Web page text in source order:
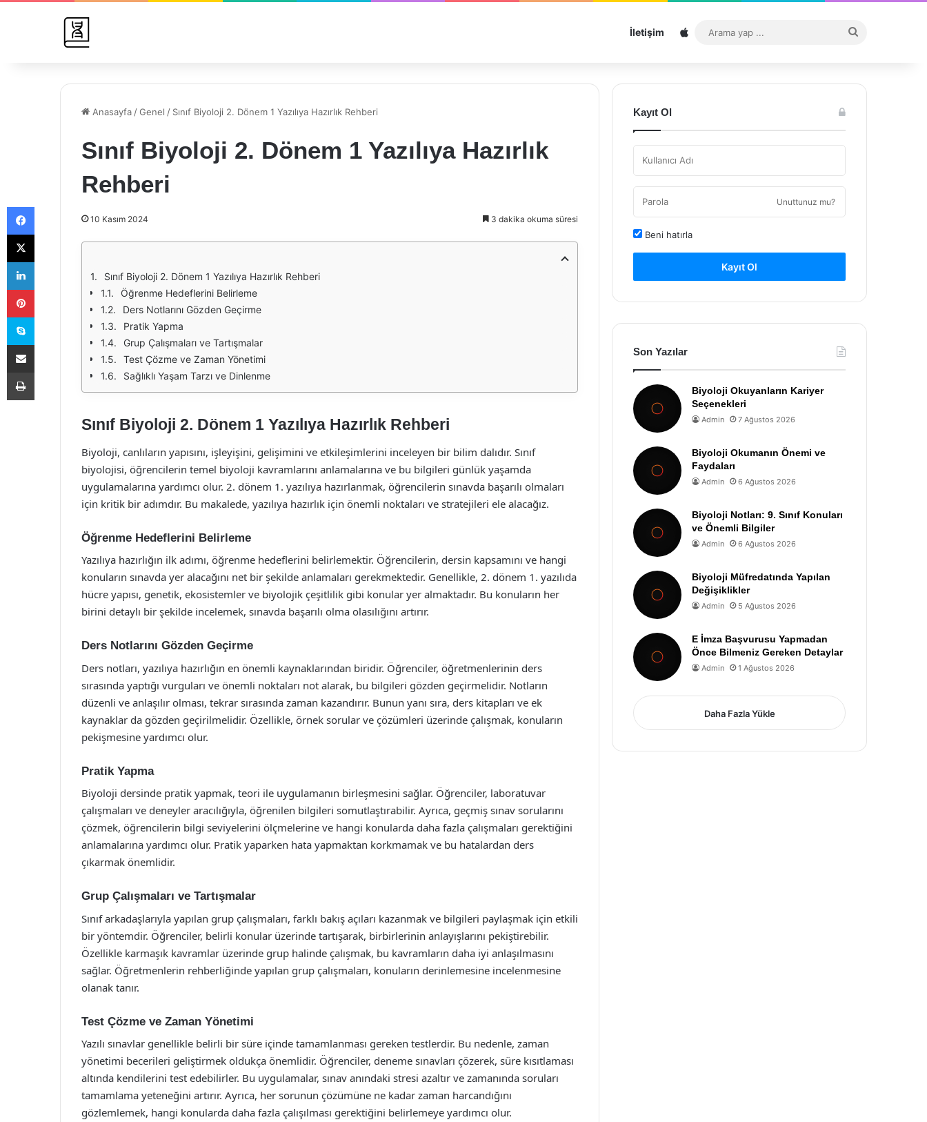
İletişim Sitemap
...
Anasayfa /Genel / Sınıf Biyoloji 2. Dönem 1 Yazılıya Hazırlık Rehberi
Sınıf Biyoloji 2. Dönem 1 Yazılıya Hazırlık
Rehberi
10 Kasım 2024 3 dakika okuma süresi
Sınıf Biyoloji 2. Dönem 1 Yazılıya Hazırlık Rehberi
Öğrenme Hedeflerini Belirleme
Ders Notlarını Gözden Geçirme
Pratik Yapma
Grup Çalışmaları ve Tartışmalar
Test Çözme ve Zaman Yönetimi
Sağlıklı Yaşam Tarzı ve Dinlenme
Sınıf Biyoloji 2. Dönem 1 Yazılıya Hazırlık Rehberi
Biyoloji, canlıların yapısını, işleyişini, gelişimini ve etkileşimlerini inceleyen bir bilim dalıdır. Sınıf
biyolojisi, öğrencilerin temel biyoloji kavramlarını anlamalarına ve bu bilgileri günlük yaşamda
uygulamalarına yardımcı olur. 2. dönem 1. yazılıya hazırlanmak, öğrencilerin sınavda başarılı olmaları
için kritik bir adımdır. Bu makalede, yazılıya hazırlık için önemli noktaları ve stratejileri ele alacağız.
Öğrenme Hedeflerini Belirleme
Yazılıya hazırlığın ilk adımı, öğrenme hedeflerini belirlemektir. Öğrencilerin, dersin kapsamını ve hangi
konuların sınavda yer alacağını net bir şekilde anlamaları gerekmektedir. Genellikle, 2. dönem 1. yazılıda
hücre yapısı, genetik, ekosistemler ve biyolojik çeşitlilik gibi konular yer almaktadır. Bu konuların her
birini detaylı bir şekilde incelemek, sınavda başarılı olma olasılığını artırır.
Ders Notlarını Gözden Geçirme
Ders notları, yazılıya hazırlığın en önemli kaynaklarından biridir. Öğrenciler, öğretmenlerinin ders
sırasında yaptığı vurguları ve önemli noktaları not alarak, bu bilgileri gözden geçirmelidir. Notların
düzenli ve anlaşılır olması, tekrar sırasında zaman kazandırır. Bunun yanı sıra, ders kitapları ve ek
kaynaklar da gözden geçirilmelidir. Özellikle, örnek sorular ve çözümleri üzerinde çalışmak, konuların
pekişmesine yardımcı olur.
Pratik Yapma
Biyoloji dersinde pratik yapmak, teori ile uygulamanın birleşmesini sağlar. Öğrenciler, laboratuvar
çalışmaları ve deneyler aracılığıyla, öğrenilen bilgileri somutlaştırabilir. Ayrıca, geçmiş sınav sorularını
çözmek, öğrencilerin bilgi seviyelerini ölçmelerine ve hangi konularda daha fazla çalışmaları gerektiğini
anlamalarına yardımcı olur. Pratik yaparken hata yapmaktan korkmamak ve bu hatalardan ders
çıkarmak önemlidir.
Grup Çalışmaları ve Tartışmalar
Sınıf arkadaşlarıyla yapılan grup çalışmaları, farklı bakış açıları kazanmak ve bilgileri paylaşmak için etkili
bir yöntemdir. Öğrenciler, belirli konular üzerinde tartışarak, birbirlerinin anlayışlarını pekiştirebilir.
Özellikle karmaşık kavramlar üzerinde grup halinde çalışmak, bu kavramların daha iyi anlaşılmasını
sağlar. Öğretmenlerin rehberliğinde yapılan grup çalışmaları, konuların derinlemesine incelenmesine
olanak tanır.
Test Çözme ve Zaman Yönetimi
Yazılı sınavlar genellikle belirli bir süre içinde tamamlanması gereken testlerdir. Bu nedenle, zaman
yönetimi becerileri geliştirmek oldukça önemlidir. Öğrenciler, deneme sınavları çözerek, süre kısıtlaması
altında kendilerini test edebilirler. Bu uygulamalar, sınav anındaki stresi azaltır ve zamanında soruları
tamamlama yeteneğini artırır. Ayrıca, her sorunun çözümüne ne kadar zaman harcandığını
gözlemlemek, hangi konularda daha fazla çalışılması gerektiğini belirlemeye yardımcı olur.
Kayıt Ol
Unuttunuz mu?
Beni hatırla
Kayıt Ol
Son Yazılar
Biyoloji Okuyanların Kariyer
Seçenekleri
Admin 7 Ağustos 2026
Biyoloji Okumanın Önemi ve
Faydaları
Admin 6 Ağustos 2026
Biyoloji Notları: 9. Sınıf Konuları
ve Önemli Bilgiler
Admin 6 Ağustos 2026
Biyoloji Müfredatında Yapılan
Değişiklikler
Admin 5 Ağustos 2026
E İmza Başvurusu Yapmadan
Önce Bilmeniz Gereken Detaylar
Admin 1 Ağustos 2026
Daha Fazla Yükle
Facebook
X
LinkedIn
Pinterest
Skype
E-Posta ile paylaş